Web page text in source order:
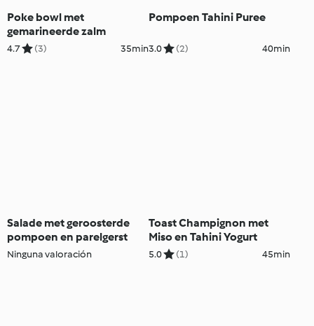
Poke bowl met
gemarineerde zalm
4.7 (3) 35min
Pompoen Tahini Puree
3.0 (2) 40min
Salade met geroosterde
pompoen en parelgerst
Ninguna valoración
Toast Champignon met
Miso en Tahini Yogurt
5.0 (1) 45min